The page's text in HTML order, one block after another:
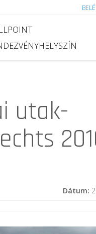
utak-
Dátum: